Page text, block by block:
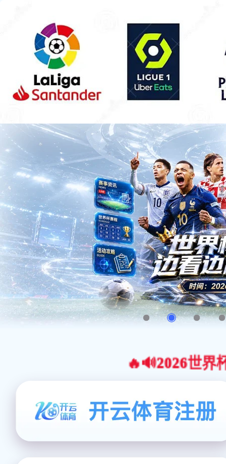
🔥🔊2026世界杯官网